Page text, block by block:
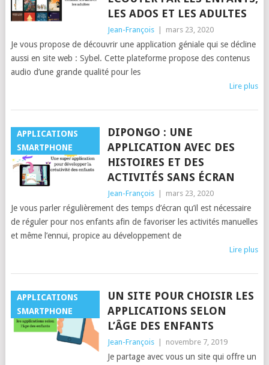
LES ADOS ET LES ADULTES
Jean-François mars 23, 2020
Je vous propose de découvrir une application géniale qui se décline
aussi en site web : Sybel. Cette plateforme propose des contenus
audio d’une grande qualité pour les
Lire plus
APPLICATIONS
SMARTPHONE
DIPONGO : UNE
APPLICATION AVEC DES
HISTOIRES ET DES
ACTIVITÉS SANS ÉCRAN
Jean-François mars 23, 2020
Je vous parler régulièrement des temps d’écran qu’il est nécessaire
de réguler pour nos enfants afin de favoriser les activités manuelles
et même l’ennui, propice au développement de
Lire plus
APPLICATIONS
SMARTPHONE
UN SITE POUR CHOISIR LES
APPLICATIONS SELON
L’ÂGE DES ENFANTS
Jean-François novembre 7, 2019
Je partage avec vous un site qui offre un